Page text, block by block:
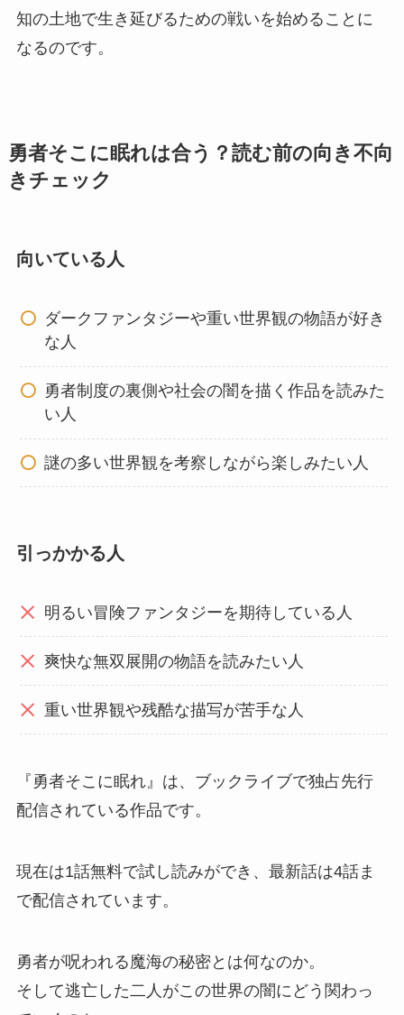
知の土地で生き延びるための戦いを始めることに
なるのです。
勇者そこに眠れは合う？読む前の向き不向
きチェック
向いている人
ダークファンタジーや重い世界観の物語が好き
な人
勇者制度の裏側や社会の闇を描く作品を読みた
い人
謎の多い世界観を考察しながら楽しみたい人
引っかかる人
明るい冒険ファンタジーを期待している人
爽快な無双展開の物語を読みたい人
重い世界観や残酷な描写が苦手な人
『勇者そこに眠れ』は、ブックライブで独占先行
配信されている作品です。
現在は1話無料で試し読みができ、最新話は4話ま
で配信されています。
勇者が呪われる魔海の秘密とは何なのか。
そして逃亡した二人がこの世界の闇にどう関わっ